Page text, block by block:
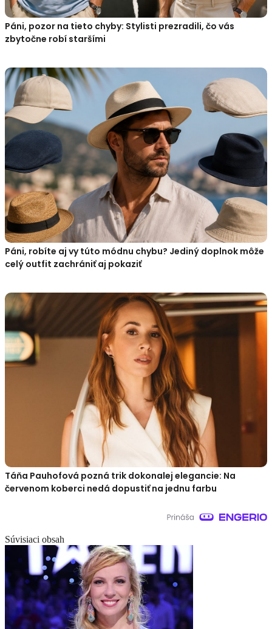
Páni, pozor na tieto chyby: Stylisti prezradili, čo vás
zbytočne robí staršími
Páni, robíte aj vy túto módnu chybu? Jediný doplnok môže
celý outfit zachrániť aj pokaziť
Táňa Pauhofová pozná trik dokonalej elegancie: Na
červenom koberci nedá dopustiť na jednu farbu
Súvisiaci obsah